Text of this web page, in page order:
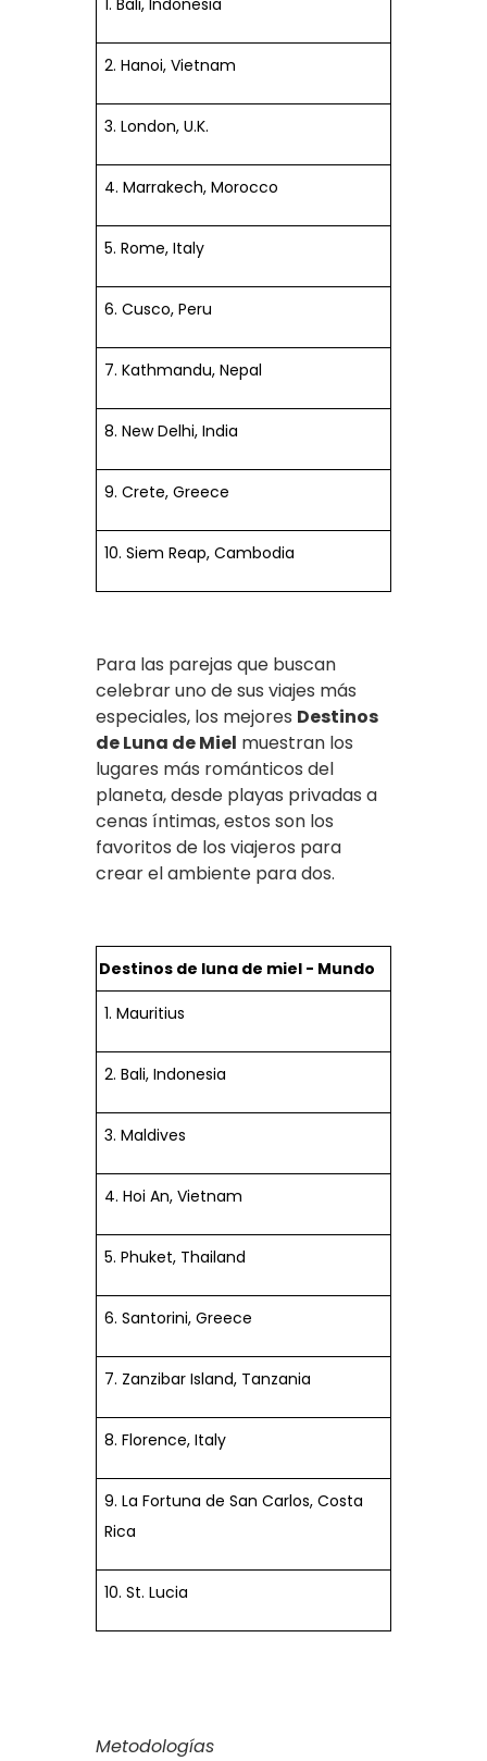
2. Hanoi, Vietnam
3. London, U.K.
4. Marrakech, Morocco
5. Rome, Italy
6. Cusco, Peru
7. Kathmandu, Nepal
8. New Delhi, India
9. Crete, Greece
10. Siem Reap, Cambodia
Para las parejas que buscan
celebrar uno de sus viajes más
especiales, los mejores Destinos
de Luna de Miel muestran los
lugares más románticos del
planeta, desde playas privadas a
cenas íntimas, estos son los
favoritos de los viajeros para
crear el ambiente para dos.
Destinos de luna de miel - Mundo
1. Mauritius
2. Bali, Indonesia
3. Maldives
4. Hoi An, Vietnam
5. Phuket, Thailand
6. Santorini, Greece
7. Zanzibar Island, Tanzania
8. Florence, Italy
9. La Fortuna de San Carlos, Costa
Rica
10. St. Lucia
Metodologías